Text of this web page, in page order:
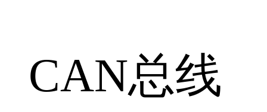
CAN总线